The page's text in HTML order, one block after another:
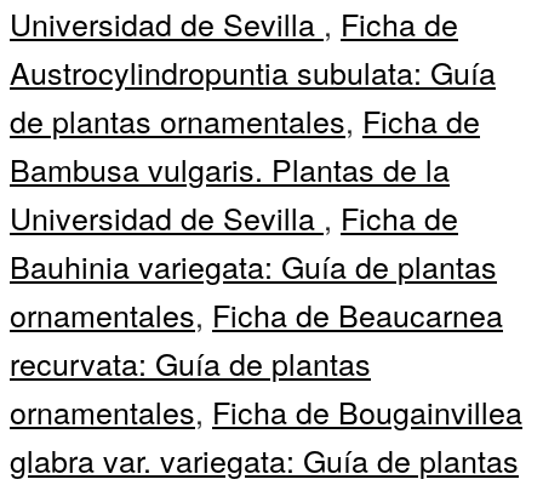
Universidad de Sevilla , Ficha de
Austrocylindropuntia subulata: Guía
de plantas ornamentales, Ficha de
Bambusa vulgaris. Plantas de la
Universidad de Sevilla , Ficha de
Bauhinia variegata: Guía de plantas
ornamentales, Ficha de Beaucarnea
recurvata: Guía de plantas
ornamentales, Ficha de Bougainvillea
glabra var. variegata: Guía de plantas